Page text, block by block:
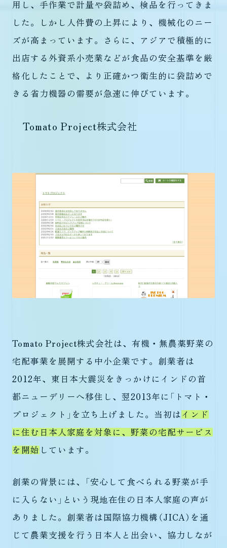
用し、手作業で計量や袋詰め、検品を行ってきま
した。しかし人件費の上昇により、機械化のニー
ズが高まっています。さらに、アジアで積極的に
出店する外資系小売業などが食品の安全基準を厳
格化したことで、より正確かつ衛生的に袋詰めで
きる省力機器の需要が急速に伸びています。
Tomato Project株式会社
Tomato Project株式会社は、有機・無農薬野菜の
宅配事業を展開する中小企業です。創業者は
2012年、東日本大震災をきっかけにインドの首
都ニューデリーへ移住し、翌2013年に「トマト・
プロジェクト」を立ち上げました。当初は インド
に住む日本人家庭を対象に、野菜の宅配サービス
を開始 しています。
創業の背景には、「安心して食べられる野菜が手
に入らない」という現地在住の日本人家庭の声が
ありました。創業者は国際協力機構（JICA）を通
じて農業支援を行う日本人と出会い、協力しなが